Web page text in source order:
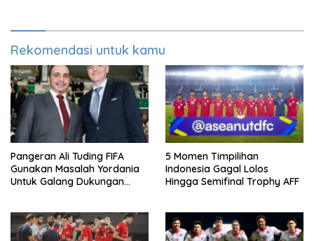
Rekomendasi untuk kamu
Pangeran Ali Tuding FIFA
Gunakan Masalah Yordania
Untuk Galang Dukungan
5 Momen Timpilihan
Indonesia Gagal Lolos
Hingga Semifinal Trophy AFF